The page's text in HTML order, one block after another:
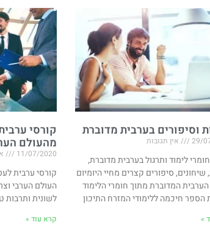
וסיפורים בערבית מדוברת
29/ אין תגובות
לימוד ותרגול בערבית מדוברת,
שיחונים, סיפורים קצרים מחיי היומיום
המדוברת מתוך חומרי הלימוד
הספר חיכמה ללימודי המזרח התיכון
»
קורסי
מהעולם
11/07/2020
קורסי ערבית
העולם הערבי
לשונית ותרבות
קרא עוד »